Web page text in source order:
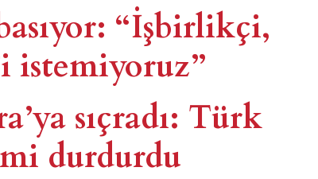
“İşbirlikçi,
istemiyoruz”
sıçradı: Türk
durdurdu